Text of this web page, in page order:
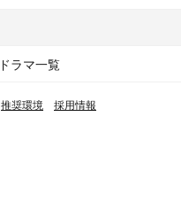
ドラマ一覧
推奨環境 採用情報